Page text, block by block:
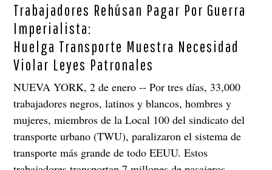
Trabajadores Rehúsan Pagar Por Guerra
Imperialista:
Huelga Transporte Muestra Necesidad
Violar Leyes Patronales
NUEVA YORK, 2 de enero -- Por tres días, 33,000
trabajadores negros, latinos y blancos, hombres y
mujeres, miembros de la Local 100 del sindicato del
transporte urbano (TWU), paralizaron el sistema de
transporte más grande de todo EEUU. Estos